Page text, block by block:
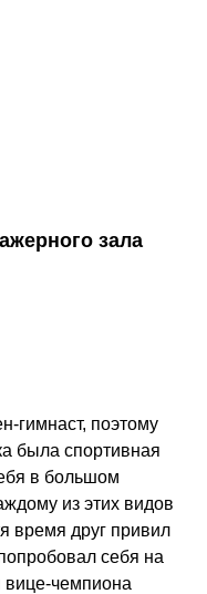
зала
гимнаст, поэтому
была спортивная
в большом
из этих видов
время друг привил
себя на
вице-чемпиона